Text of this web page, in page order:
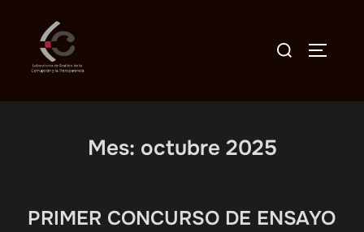
contenido
Buscar:
Mes: octubre 2025
PRIMER CONCURSO DE ENSAYO